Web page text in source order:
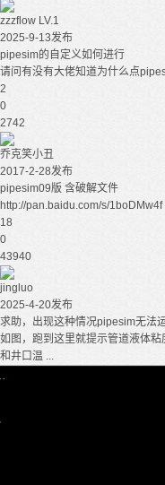
zzzflow LV.1
2025-9-13发布
pipesim的自定义如何进行
请问有没有大佬知道为什么点
2
0
2742
乔克笑小丑
2017-2-28发布
pipesim09版 含破解文件
http://pan.baidu.com/s/
18
0
43940
jingluo
2025-4-20发布
求助，出现这种情况pipesim无法
如图，跑到这里就提示管道液体
和井口温 ...